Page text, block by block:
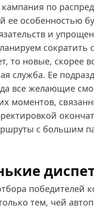
по
ее особенностью
и
сократить
новые, скорее
служба. Ее
все желающие
моментов,
с большим
победителей
тем, чей